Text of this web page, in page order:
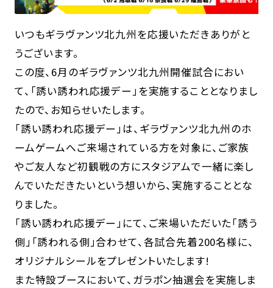
いつもギラヴァンツ北九州を応援いただきありがと
うございます。
この度、6月のギラヴァンツ北九州開催試合におい
て、「誘い誘われ応援デー」を実施することとなりまし
たので、お知らせいたします。
「誘い誘われ応援デー」は、ギラヴァンツ北九州のホ
ームゲームへご来場されている方を対象に、ご家族
やご友人など初観戦の方にスタジアムで一緒に楽し
んでいただきたいという想いから、実施することとな
りました。
「誘い誘われ応援デー」にて、ご来場いただいた「誘う
側」「誘われる側」合わせて、各試合先着200名様に、
オリジナルシールをプレゼントいたします!
また特設ブースにおいて、ガラポン抽選会を実施しま